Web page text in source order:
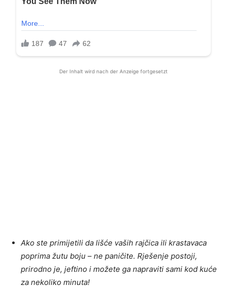
Der Inhalt wird nach der Anzeige fortgesetzt
Ako ste primijetili da lišće vaših rajčica ili krastavaca
poprima žutu boju – ne paničite. Rješenje postoji,
prirodno je, jeftino i možete ga napraviti sami kod kuće
za nekoliko minuta!